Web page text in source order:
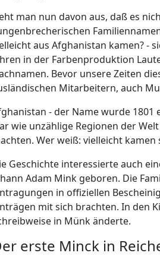
man nun davon aus, daß es
aus Afghanistan kamen? -
in der Farbenproduktion
Bevor unsere Zeiten
Mitarbeitern, auch
- der Name wurde
wie unzählige Regionen der
Wer weiß: vielleicht
Geschichte interessierte auch
Adam Mink geboren. Die
in offiziellen
mit sich brachten. In den
in Münk änderte.
erste Minck in